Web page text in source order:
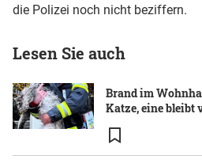
die Polizei noch nicht beziffern.
Lesen Sie auch
Brand im
Katze, eine bleibt